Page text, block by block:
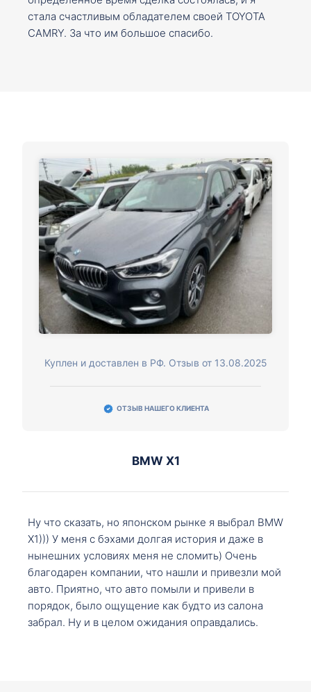
стала счастливым обладателем своей TOYOTA
CAMRY. За что им большое спасибо.
Куплен и доставлен в РФ. Отзыв от 13.08.2025
ОТЗЫВ НАШЕГО КЛИЕНТА
BMW X1
Ну что сказать, но японском рынке я выбрал BMW
X1))) У меня с бэхами долгая история и даже в
нынешних условиях меня не сломить) Очень
благодарен компании, что нашли и привезли мой
авто. Приятно, что авто помыли и привели в
порядок, было ощущение как будто из салона
забрал. Ну и в целом ожидания оправдались.